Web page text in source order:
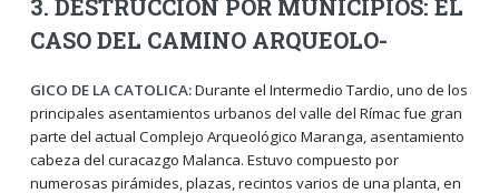
3. DESTRUCCION POR MUNICIPIOS: EL
CASO DEL CAMINO ARQUEOLO-
GICO DE LA CATOLICA:Durante el Intermedio Tardio, uno de los
principales asentamientos urbanos del valle del Rímac fue gran
parte del actual Complejo Arqueológico Maranga, asentamiento
cabeza del curacazgo Malanca. Estuvo compuesto por
numerosas pirámides, plazas, recintos varios de una planta, en